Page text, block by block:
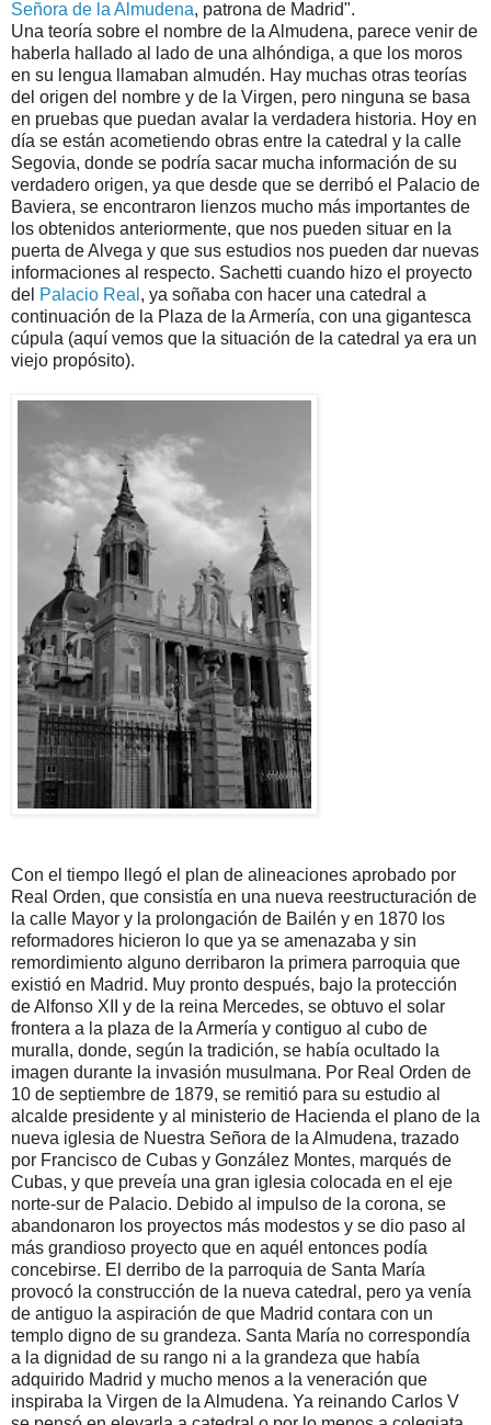
Señora de la Almudena, patrona de Madrid".
Una teoría sobre el nombre de la Almudena, parece venir de
haberla hallado al lado de una alhóndiga, a que los moros
en su lengua llamaban almudén. Hay muchas otras teorías
del origen del nombre y de la Virgen, pero ninguna se basa
en pruebas que puedan avalar la verdadera historia. Hoy en
día se están acometiendo obras entre la catedral y la calle
Segovia, donde se podría sacar mucha información de su
verdadero origen, ya que desde que se derribó el Palacio de
Baviera, se encontraron lienzos mucho más importantes de
los obtenidos anteriormente, que nos pueden situar en la
puerta de Alvega y que sus estudios nos pueden dar nuevas
informaciones al respecto. Sachetti cuando hizo el proyecto
del Palacio Real , ya soñaba con hacer una catedral a
continuación de la Plaza de la Armería, con una gigantesca
cúpula (aquí vemos que la situación de la catedral ya era un
viejo propósito).
Con el tiempo llegó el plan de alineaciones aprobado por
Real Orden, que consistía en una nueva reestructuración de
la calle Mayor y la prolongación de Bailén y en 1870 los
reformadores hicieron lo que ya se amenazaba y sin
remordimiento alguno derribaron la primera parroquia que
existió en Madrid. Muy pronto después, bajo la protección
de Alfonso XII y de la reina Mercedes, se obtuvo el solar
frontera a la plaza de la Armería y contiguo al cubo de
muralla, donde, según la tradición, se había ocultado la
imagen durante la invasión musulmana. Por Real Orden de
10 de septiembre de 1879, se remitió para su estudio al
alcalde presidente y al ministerio de Hacienda el plano de la
nueva iglesia de Nuestra Señora de la Almudena, trazado
por Francisco de Cubas y González Montes, marqués de
Cubas, y que preveía una gran iglesia colocada en el eje
norte-sur de Palacio. Debido al impulso de la corona, se
abandonaron los proyectos más modestos y se dio paso al
más grandioso proyecto que en aquél entonces podía
concebirse. El derribo de la parroquia de Santa María
provocó la construcción de la nueva catedral, pero ya venía
de antiguo la aspiración de que Madrid contara con un
templo digno de su grandeza. Santa María no correspondía
a la dignidad de su rango ni a la grandeza que había
adquirido Madrid y mucho menos a la veneración que
inspiraba la Virgen de la Almudena. Ya reinando Carlos V